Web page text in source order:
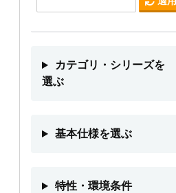
カテゴリ・シリーズを
選ぶ
基本仕様を選ぶ
特性・環境条件